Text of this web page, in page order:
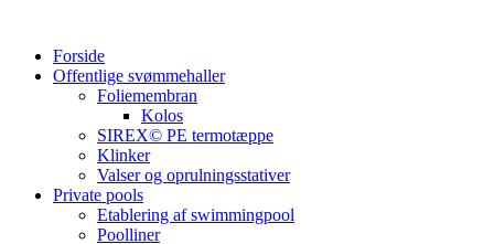
indholdForside
Offentlige svømmehaller
Foliemembran
Kolos
SIREX© PE termotæppe
Klinker
Valser og oprulningsstativer
Private pools
Etablering af swimmingpool
Poolliner